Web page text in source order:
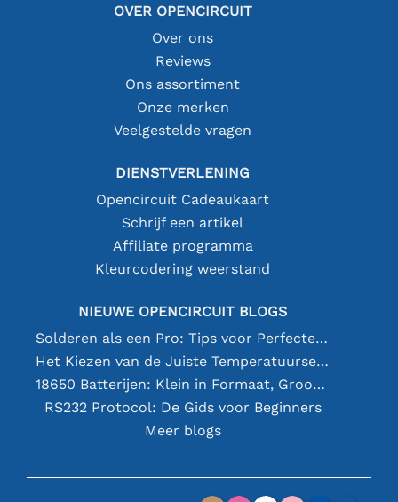
OVER OPENCIRCUIT
Over ons
Reviews
Ons assortiment
Onze merken
Veelgestelde vragen
DIENSTVERLENING
Opencircuit Cadeaukaart
Schrijf een artikel
Affiliate programma
Kleurcodering weerstand
NIEUWE OPENCIRCUIT BLOGS
Solderen als een Pro: Tips voor Perfecte Elektronische Verbindingen
Het Kiezen van de Juiste Temperatuursensor [youtube]
18650 Batterijen: Klein in Formaat, Groot in Prestatie
RS232 Protocol: De Gids voor Beginners
Meer blogs